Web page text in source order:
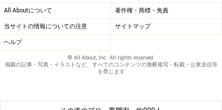
All Aboutについて 著作権・商標・免責
当サイトの情報についての注意 サイトマップ
ヘルプ
© All About, Inc. All rights reserved.
掲載の記事・写真・イラストなど、すべてのコンテンツの無断複写・転載・公衆送信等
を禁じます